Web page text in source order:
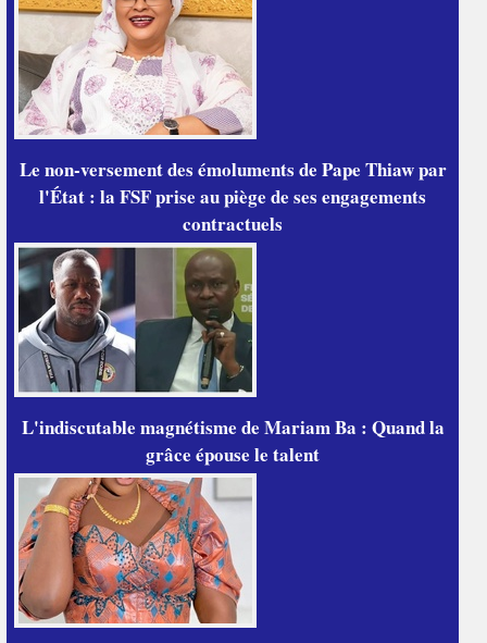
Le non-versement des émoluments de Pape Thiaw par
l'État : la FSF prise au piège de ses engagements
contractuels
L'indiscutable magnétisme de Mariam Ba : Quand la
grâce épouse le talent